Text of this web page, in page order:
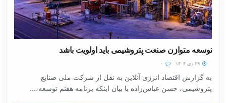
توسعه متوازن صنعت پتروشیمی باید اولویت باشد
به گزارش اقتصاد انرژی آنلاین به نقل از شرکت ملی صنایع
پتروشیمی، حسن عباس‌زاده با بیان اینکه برنامه هفتم توسعه،...